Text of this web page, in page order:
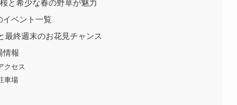
と希少な春の野草が魅力
イベント一覧
最終週末のお花見チャンス
情報
クセス
車場